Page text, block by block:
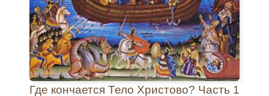
время, Вершинский устраивает
торжественное богослужение, и в некоторые
такие праздники он говорит проповеди, в
которые протаскивает свои монархические
идеи; так, в частности, в один из праздников
весной 1937 года восхвалял отдельных царей,
как-то: царя Давида и других. Осенью 1937
Где кончается Тело Христово? Часть 1